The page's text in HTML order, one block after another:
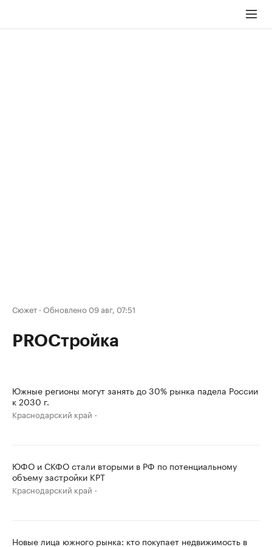
Сюжет · Обновлено 09 авг, 07:51
PROСтройка
Южные регионы могут занять до 30% рынка падела России
к 2030 г.
Краснодарский край
ЮФО и СКФО стали вторыми в РФ по потенциальному
объему застройки КРТ
Краснодарский край
Новые лица южного рынка: кто покупает недвижимость в